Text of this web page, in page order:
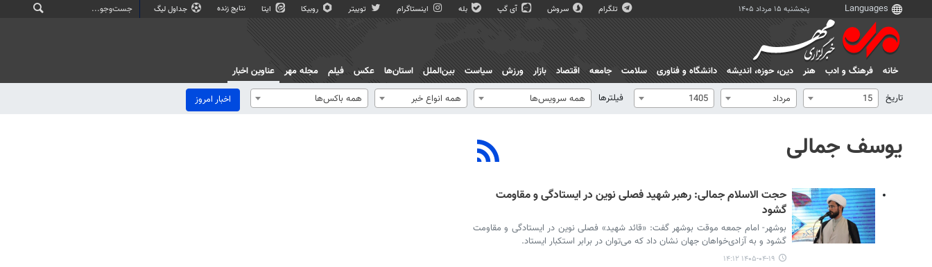
پنجشنبه ۱۵ مرداد ۱۴۰۵ تلگرام سروش آی گپ بله اینستاگرام توییتر روبیکا ایتا نتایج زنده جداول لیگ
خانه فرهنگ و ادب هنر دين، حوزه، انديشه دانشگاه و فناوری سلامت جامعه اقتصاد بازار ورزش سیاست بین‌الملل استان‌ها عکس فیلم مجله مهر
عناوین اخبار
تاریخ
15 مرداد 1405 فیلترها همه سرویس‌ها همه انواع خبر همه باکس‌ها اخبار امروز
یوسف جمالی
حجت الاسلام جمالی: رهبر شهید فصلی نوین در ایستادگی و مقاومت
گشود
بوشهر- امام جمعه موقت بوشهر گفت: «قائد شهید» فصلی نوین در ایستادگی و مقاومت
گشود و به آزادی‌خواهان جهان نشان داد که می‌توان در برابر استکبار ایستاد.
۱۴۰۵-۰۴-۱۹ ۱۴:۱۲